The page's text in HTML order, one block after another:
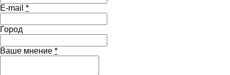
E-mail *
Город
Ваше мнение *